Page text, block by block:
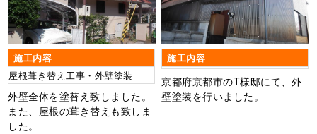
施工内容
屋根葺き替え工事・外壁塗装
外壁全体を塗替え致しました。
また、屋根の葺き替えも致しま
した。
施工内容
京都府京都市のT様邸にて、外
壁塗装を行いました。